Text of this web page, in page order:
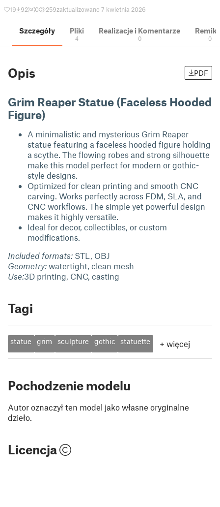
19 92 0 259zaktualizowano 7 kwietnia 2026
Szczegóły Pliki
4
Realizacje i Komentarze
0 0
Opis PDF
Grim Reaper Statue (Faceless Hooded
Figure)
A minimalistic and mysterious Grim Reaper
statue featuring a faceless hooded figure holding
a scythe. The flowing robes and strong silhouette
make this model perfect for modern or gothic-
style designs.
Optimized for clean printing and smooth CNC
carving. Works perfectly across FDM, SLA, and
CNC workflows. The simple yet powerful design
makes it highly versatile.
Ideal for decor, collectibles, or custom
modifications.
Included formats: STL, OBJ
Geometry: watertight, clean mesh
Use:3D printing, CNC, casting
Tagi
statue grim sculpture gothic statuette + więcej
Pochodzenie modelu
Autor oznaczył ten model jako własne oryginalne
dzieło.
Licencja